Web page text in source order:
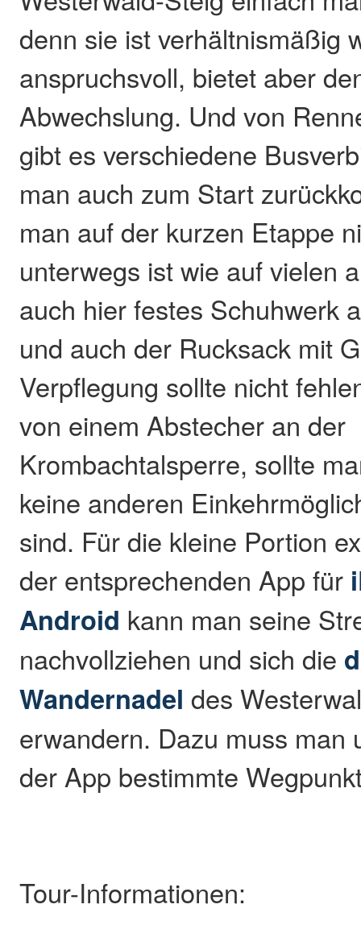
denn sie ist verhältnismäßig
anspruchsvoll, bietet aber
Abwechslung. Und von
gibt es verschiedene
man auch zum Start
man auf der kurzen Etappe
unterwegs ist wie auf vielen
auch hier festes Schuhwerk
und auch der Rucksack mit
Verpflegung sollte nicht
von einem Abstecher an der
Krombachtalsperre, sollte
keine anderen
sind. Für die kleine Portion
der entsprechenden App für
Android kann man seine
nachvollziehen und sich die
Wandernadel des
erwandern. Dazu muss man
der App bestimmte
Tour-Informationen: